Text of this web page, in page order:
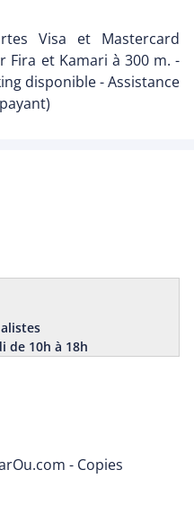
Visa et Mastercard
Fira et Kamari à 300 m. -
disponible - Assistance
de 10h à 18h
- Copies